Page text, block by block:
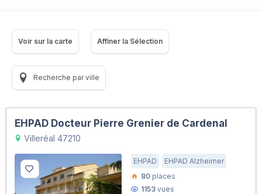
Voir sur la carte Affiner la Sélection
Recherche par ville
EHPAD Docteur Pierre Grenier de Cardenal
Villeréal 47210
EHPAD
EHPAD Alzheimer
80 places
1153 vues